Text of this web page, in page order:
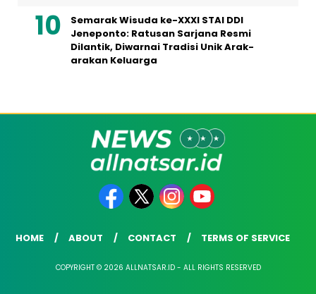
Semarak Wisuda ke-XXXI STAI DDI
Jeneponto: Ratusan Sarjana Resmi
Dilantik, Diwarnai Tradisi Unik Arak-
arakan Keluarga
HOME ABOUT CONTACT TERMS OF SERVICE
COPYRIGHT © 2026 ALLNATSAR.ID - ALL RIGHTS RESERVED